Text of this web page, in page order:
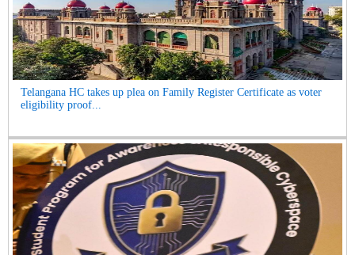
Telangana HC takes up plea on Family Register Certificate as voter
eligibility proof...